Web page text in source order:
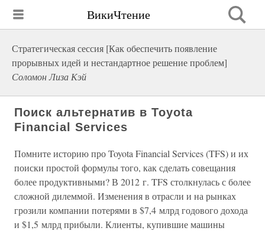
ВикиЧтение
Стратегическая сессия [Как обеспечить появление
прорывных идей и нестандартное решение проблем]
Соломон Лиза Кэй
Поиск альтернатив в Toyota
Financial Services
Помните историю про Toyota Financial Services (TFS) и их
поиски простой формулы того, как сделать совещания
более продуктивными? В 2012 г. TFS столкнулась с более
сложной дилеммой. Изменения в отрасли и на рынках
грозили компании потерями в $7,4 млрд годового дохода
и $1,5 млрд прибыли. Клиенты, купившие машины